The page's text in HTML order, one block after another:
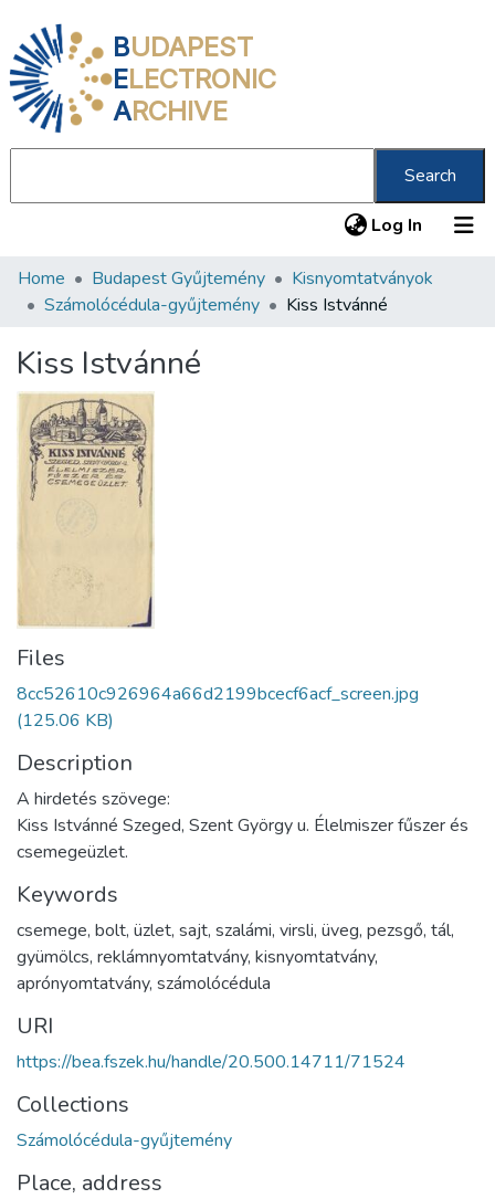
BUDAPEST
ELECTRONIC
ARCHIVE
Search
Log In (current)
Communities & Collections
Statistics
About us
Home Budapest Gyűjtemény
Kisnyomtatványok
Számolócédula-gyűjtemény
Kiss Istvánné
Kiss Istvánné
Files
8cc52610c926964a66d2199bcecf6acf_screen.jpg
(125.06 KB)
Description
A hirdetés szövege:
Kiss Istvánné Szeged, Szent György u. Élelmiszer fűszer és
csemegeüzlet.
Keywords
csemege, bolt, üzlet, sajt, szalámi, virsli, üveg, pezsgő, tál,
gyümölcs, reklámnyomtatvány, kisnyomtatvány,
aprónyomtatvány, számolócédula
URI
https://bea.fszek.hu/handle/20.500.14711/71524
Collections
Számolócédula-gyűjtemény
Place, address